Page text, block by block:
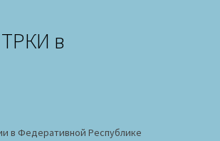
в
в Федеративной Республике